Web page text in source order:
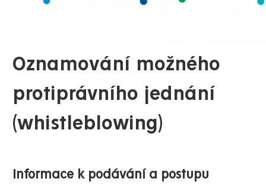
Oznamování možného
protiprávního jednání
(whistleblowing)
Informace k podávání a postupu